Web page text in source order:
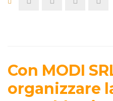
Con MODI
organizzare